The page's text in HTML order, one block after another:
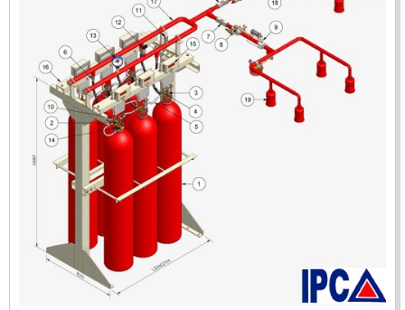
ĐẦU BÁO LỬA CHỐNG NỔ IR3- DX500 (MEKASENTRON